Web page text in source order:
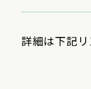
詳細は下記